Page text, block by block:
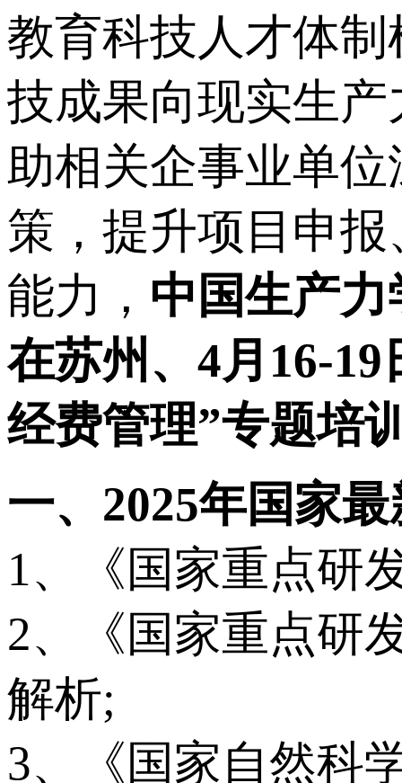
教育科技人才体
技成果向现实生
助相关企事业单
策，提升项目申
能力， 中国生产力
在苏州、4月16-
经费管理”专题培
一、2025年国家
1、《国家重点研
2、《国家重点研
解析;
3、《国家自然科